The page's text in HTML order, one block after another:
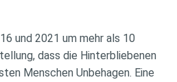
und 2021 um mehr als 10
dass die Hinterbliebenen
Menschen Unbehagen. Eine